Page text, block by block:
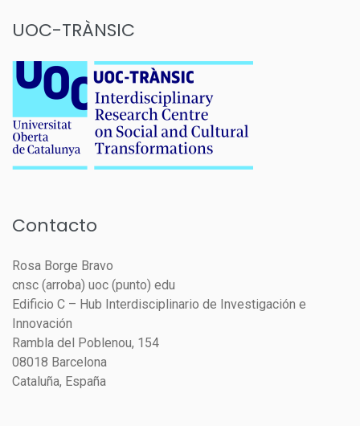
UOC-TRÀNSIC
Contacto
Rosa Borge Bravo
cnsc (arroba) uoc (punto) edu
Edificio C – Hub Interdisciplinario de Investigación e
Innovación
Rambla del Poblenou, 154
08018 Barcelona
Cataluña, España